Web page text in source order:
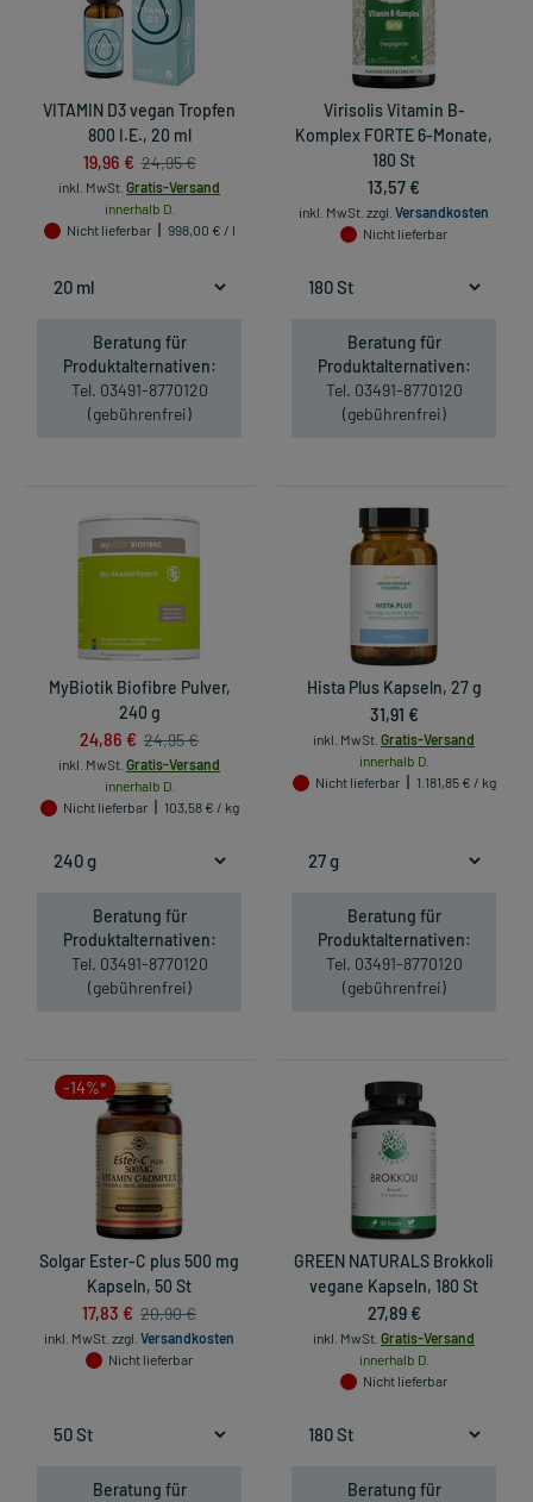
VITAMIN D3 vegan Tropfen
800 I.E., 20 ml
19,96 € 24,95 €
inkl. MwSt. Gratis-Versand
innerhalb D.
Nicht lieferbar
998,00 € / l
Beratung für
Produktalternativen:
Tel. 03491-8770120
(gebührenfrei)
Virisolis Vitamin B-
Komplex FORTE 6-Monate,
180 St
13,57 €
inkl. MwSt. zzgl. Versandkosten
Nicht lieferbar
Beratung für
Produktalternativen:
Tel. 03491-8770120
(gebührenfrei)
MyBiotik Biofibre Pulver,
240 g
24,86 € 24,95 €
inkl. MwSt. Gratis-Versand
innerhalb D.
Nicht lieferbar
103,58 € / kg
Beratung für
Produktalternativen:
Tel. 03491-8770120
(gebührenfrei)
Hista Plus Kapseln, 27 g
31,91 €
inkl. MwSt. Gratis-Versand
innerhalb D.
Nicht lieferbar
1.181,85 € / kg
Beratung für
Produktalternativen:
Tel. 03491-8770120
(gebührenfrei)
-14%*
Solgar Ester-C plus 500 mg
Kapseln, 50 St
17,83 € 20,90 €
inkl. MwSt. zzgl. Versandkosten
Nicht lieferbar
Beratung für
GREEN NATURALS Brokkoli
vegane Kapseln, 180 St
27,89 €
inkl. MwSt. Gratis-Versand
innerhalb D.
Nicht lieferbar
Beratung für